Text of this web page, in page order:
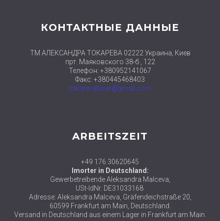
КОНТАКТНЫЕ ДАННЫЕ
ТМ АЛЕКСАНДРА ТОКАРЕВА 02222 Украина, Киев
прт. Маяковского 38-б , 122
Телефон: +380952141067
Факс: +380445468403
tokarevabiser@gmail.com
ARBEITSZEIT
+49 176 30620645
Imorter in Deutschland:
Gewerbetreibende Aleksandra Malceva,
USt-IdNr. DE31033168.
Adresse: Aleksandra Malceva, Gräfendeichstraße 20,
60599 Frankfurt am Main, Deutschland.
Versand in Deutschland aus einem Lager in Frankfurt am Main.